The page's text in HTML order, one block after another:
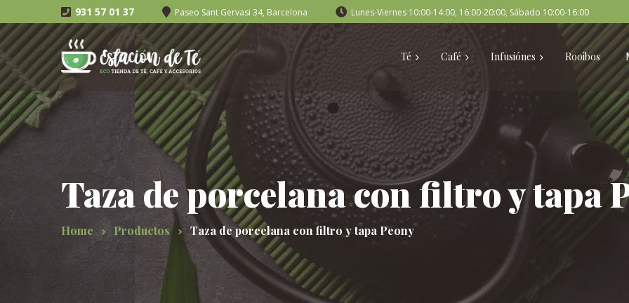
931 57 01 37 Paseo Sant Gervasi 34, Barcelona Lunes-Viernes 10:00-14:00, 16:00-20:00, Sábado 10:00-16:00
Té Café Infusiónes Rooibos
Taza de porcelana con filtro y tapa
Home Productos Taza de porcelana con filtro y tapa Peony